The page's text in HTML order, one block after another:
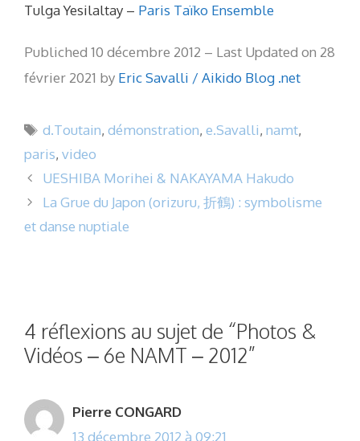
Tulga Yesilaltay – Paris Taïko Ensemble
Publiched 10 décembre 2012 – Last Updated on 28
février 2021 by Eric Savalli / Aikido Blog .net
Étiquettes
d.Toutain,démonstration,e.Savalli,namt,
paris, video
UESHIBA Morihei & NAKAYAMA Hakudo
La Grue du Japon (orizuru, 折鶴) : symbolisme
et danse nuptiale
4 réflexions au sujet de “Photos &
Vidéos – 6e NAMT – 2012”
Pierre CONGARD
13 décembre 2012 à 09:21